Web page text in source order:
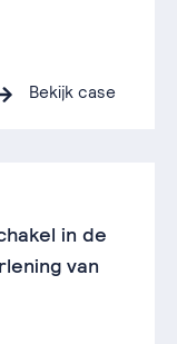
Bekijk case
in de
van